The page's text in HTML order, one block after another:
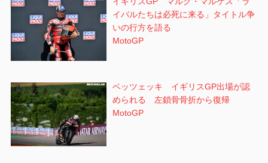
イバルたちは必死に来る」タイトル争
いの行方を語る
MotoGP
ベッツェッキ イギリスGP出場が認
められる 左鎖骨骨折から復帰
MotoGP